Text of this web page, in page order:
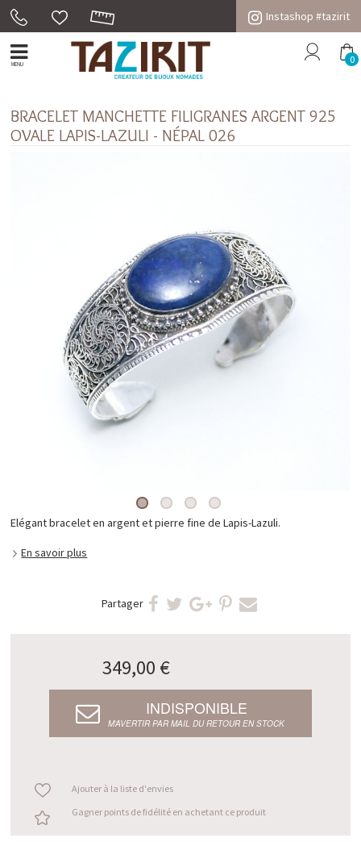
Instashop #tazirit
MENU 0
BRACELET MANCHETTE FILIGRANES ARGENT 925
OVALE LAPIS-LAZULI - NÉPAL 026
Elégant bracelet en argent et pierre fine de Lapis-Lazuli.
En savoir plus
Partager
349,00 €
INDISPONIBLE
M’AVERTIR PAR MAIL DU RETOUR EN STOCK
Ajouter à la liste d'envies
Gagner points de fidélité en achetant ce produit